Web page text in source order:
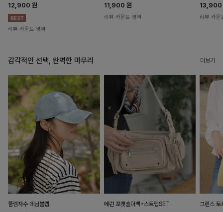
12,900 원
리뷰 카운트 영역
11,900 원
리뷰 카운트 영역 리뷰 카운
감각적인 선택, 완벽한 마무리 더보기
풀렘자수 데님볼캡 에런 포켓숄더백+스트랩SET 그렌스